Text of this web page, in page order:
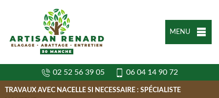
MENU
02 52 56 39 05 06 04 14 90 72
TRAVAUX AVEC NACELLE SI NECESSAIRE : SPÉCIALISTE